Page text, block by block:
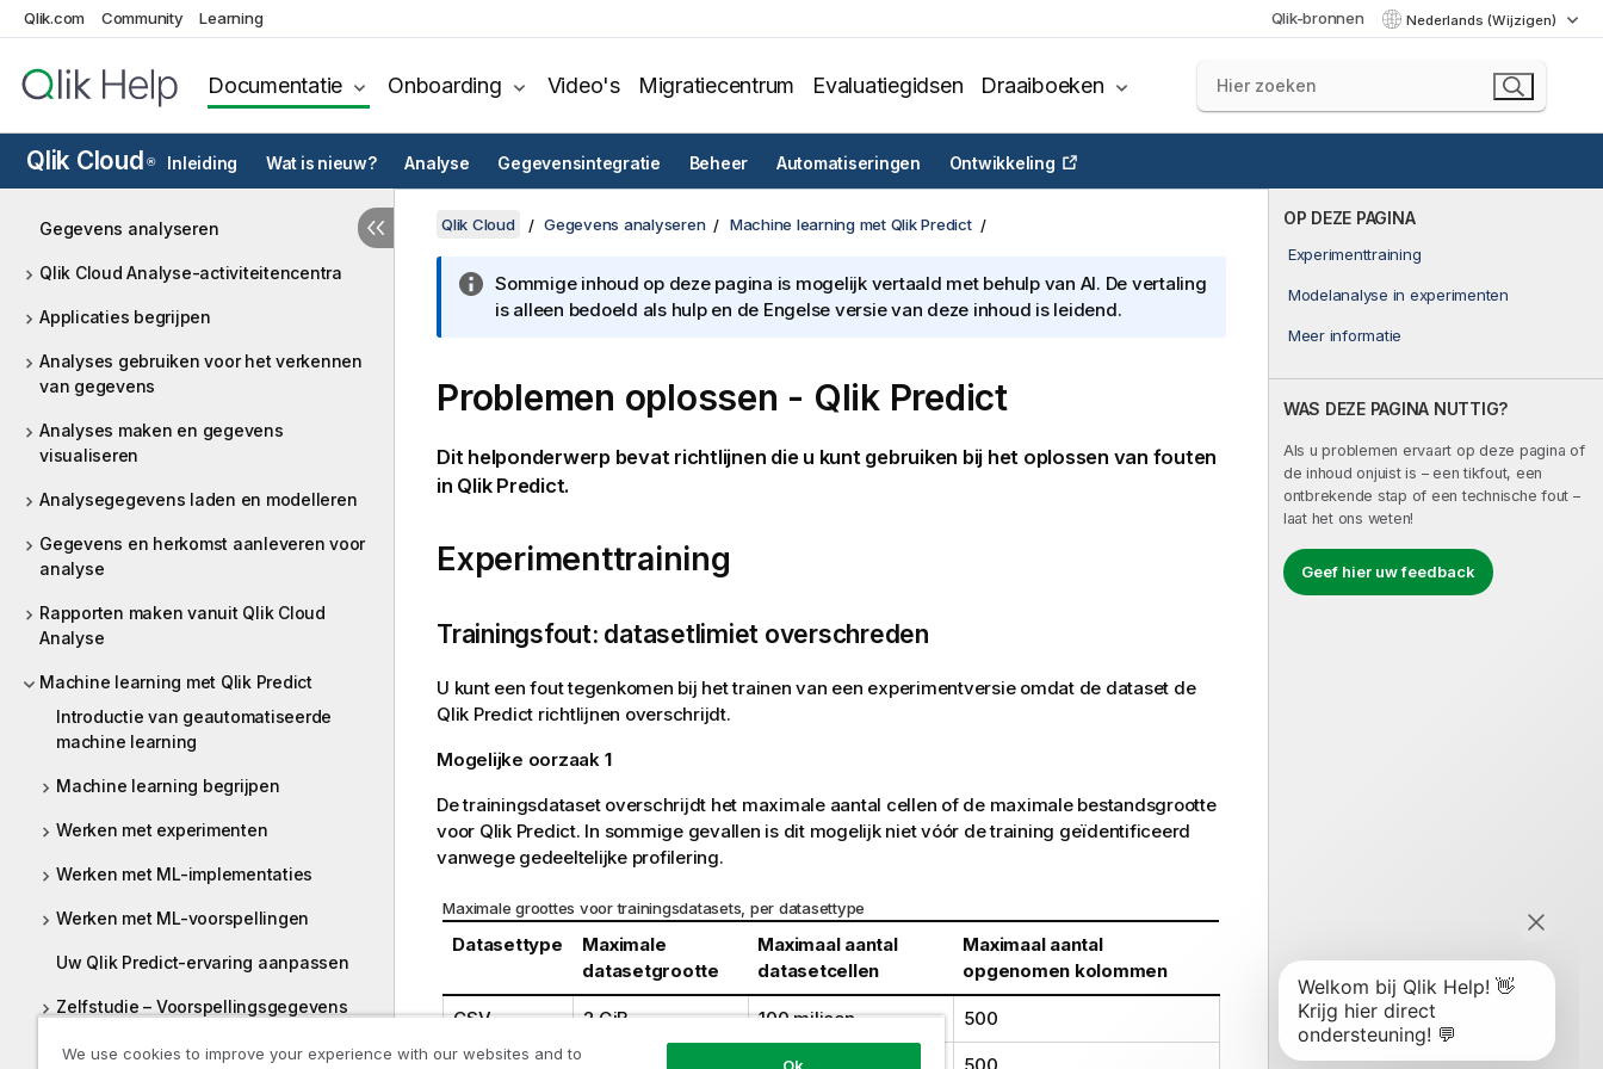
Qlik.com Community Learning Qlik-bronnen Nederlands (Wijzigen)
Documentatie Onboarding Video's Migratiecentrum Evaluatiegidsen Draaiboeken
Qlik Cloud ® Inleiding Wat is nieuw? Analyse Gegevensintegratie Beheer Automatiseringen Ontwikkeling
Gegevens analyseren
Qlik Cloud Analyse-activiteitencentra
Applicaties begrijpen
Analyses gebruiken voor het verkennen
van gegevens
Analyses maken en gegevens
visualiseren
Analysegegevens laden en modelleren
Gegevens en herkomst aanleveren voor
analyse
Rapporten maken vanuit Qlik Cloud
Analyse
Machine learning met Qlik Predict
Introductie van geautomatiseerde
machine learning
Machine learning begrijpen
Werken met experimenten
Werken met ML-implementaties
Werken met ML-voorspellingen
Uw Qlik Predict-ervaring aanpassen
Zelfstudie – Voorspellingsgegevens
OP DEZE PAGINA
Experimenttraining
Modelanalyse in experimenten
Meer informatie
WAS DEZE PAGINA NUTTIG?
Als u problemen ervaart op deze pagina of
de inhoud onjuist is – een tikfout, een
ontbrekende stap of een technische fout –
laat het ons weten!
Geef hier uw feedback
Qlik Cloud Gegevens analyseren Machine learning met Qlik Predict
Sommige inhoud op deze pagina is mogelijk vertaald met behulp van AI. De vertaling
is alleen bedoeld als hulp en de Engelse versie van deze inhoud is leidend.
Problemen oplossen - Qlik Predict
Dit helponderwerp bevat richtlijnen die u kunt gebruiken bij het oplossen van fouten
in Qlik Predict.
Experimenttraining
Trainingsfout: datasetlimiet overschreden
U kunt een fout tegenkomen bij het trainen van een experimentversie omdat de dataset de
Qlik Predict richtlijnen overschrijdt.
Mogelijke oorzaak 1
De trainingsdataset overschrijdt het maximale aantal cellen of de maximale bestandsgrootte
voor Qlik Predict. In sommige gevallen is dit mogelijk niet vóór de training geïdentificeerd
vanwege gedeeltelijke profilering.
Maximale groottes voor trainingsdatasets, per datasettype
Datasettype
Maximale
datasetgrootte
Maximaal aantal
datasetcellen
Maximaal aantal
opgenomen kolommen
CSV 2 GiB 100 miljoen 500
We use cookies to improve your experience with our websites and to